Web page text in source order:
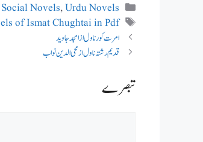
Categories
Social Novels,Urdu Novels
Tags
of Ismat Chughtai in Pdf
امرت کور ناول از امجد جاوید
قدیم رشتہ ناول از محی الدین نواب